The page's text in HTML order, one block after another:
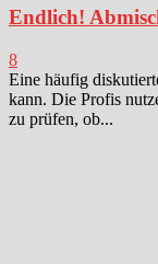
Endlich!
8
Eine häufig
kann. Die Profis
zu prüfen, ob...